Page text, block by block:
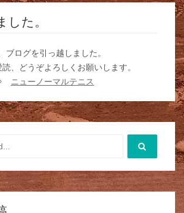
した。
ブログを引っ越しました。
、どうぞよろしくお願いします。
ニューノーマルテニス